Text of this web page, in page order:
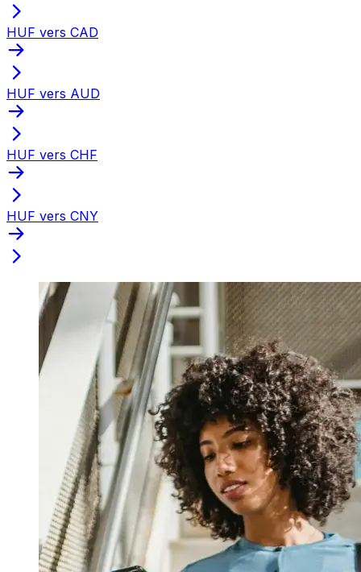
HUF vers CAD
HUF vers AUD
HUF vers CHF
HUF vers CNY